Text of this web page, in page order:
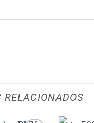
RELACIONADOS